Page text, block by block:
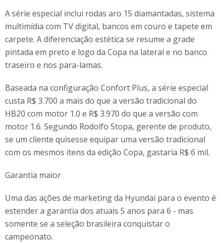
A série especial inclui rodas aro 15 diamantadas, sistema
multimídia com TV digital, bancos em couro e tapete em
carpete. A diferenciação estética se resume a grade
pintada em preto e logo da Copa na lateral e no banco
traseiro e nos para-lamas.
Baseada na configuração Confort Plus, a série especial
custa R$ 3.700 a mais do que a versão tradicional do
HB20 com motor 1.0 e R$ 3.970 do que a versão com
motor 1.6. Segundo Rodolfo Stopa, gerente de produto,
se um cliente quisesse equipar uma versão tradicional
com os mesmos itens da edição Copa, gastaria R$ 6 mil.
Garantia maior
Uma das ações de marketing da Hyundai para o evento é
estender a garantia dos atuais 5 anos para 6 - mas
somente se a seleção brasileira conquistar o
campeonato.